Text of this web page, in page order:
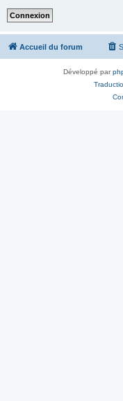
Accueil du forum
Développé par